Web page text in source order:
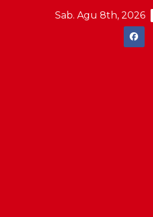
Sab. Agu 8th, 2026